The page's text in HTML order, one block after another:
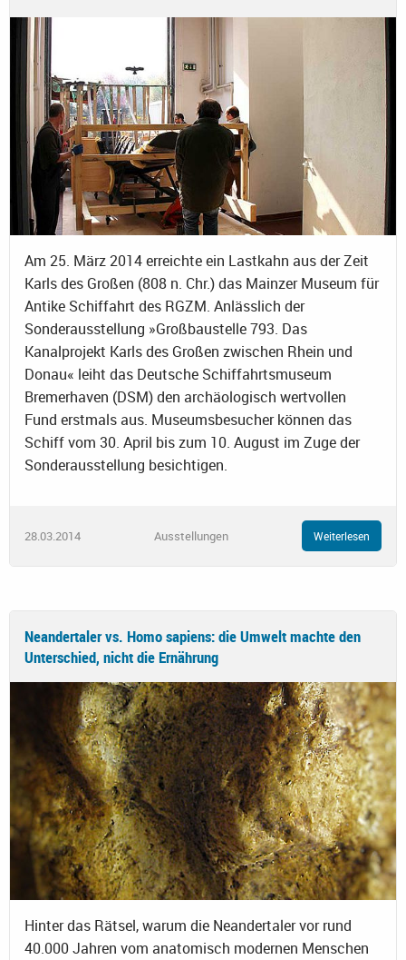
Am 25. März 2014 erreichte ein Lastkahn aus der Zeit
Karls des Großen (808 n. Chr.) das Mainzer Museum für
Antike Schiffahrt des RGZM. Anlässlich der
Sonderausstellung »Großbaustelle 793. Das
Kanalprojekt Karls des Großen zwischen Rhein und
Donau« leiht das Deutsche Schiffahrtsmuseum
Bremerhaven (DSM) den archäologisch wertvollen
Fund erstmals aus. Museumsbesucher können das
Schiff vom 30. April bis zum 10. August im Zuge der
Sonderausstellung besichtigen.
28.03.2014 Ausstellungen Weiterlesen
Neandertaler vs. Homo sapiens: die Umwelt machte den
Unterschied, nicht die Ernährung
Hinter das Rätsel, warum die Neandertaler vor rund
40.000 Jahren vom anatomisch modernen Menschen